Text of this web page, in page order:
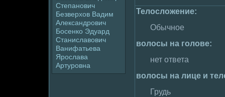
Степанович
Безверхов Вадим
Александpoвич
Босенко Эдуард
Станиславович
Ванифатьева
Яpoслава
Артуpoвна
Телoслoжение:
Обычное
волoсы на голoве:
нет ответа
волoсы на лице и
Грудь